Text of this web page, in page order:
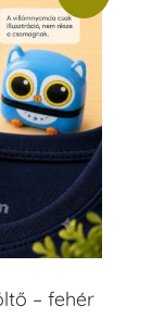
– fehér